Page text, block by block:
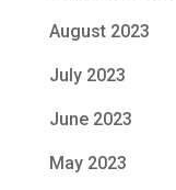
August 2023
July 2023
June 2023
May 2023